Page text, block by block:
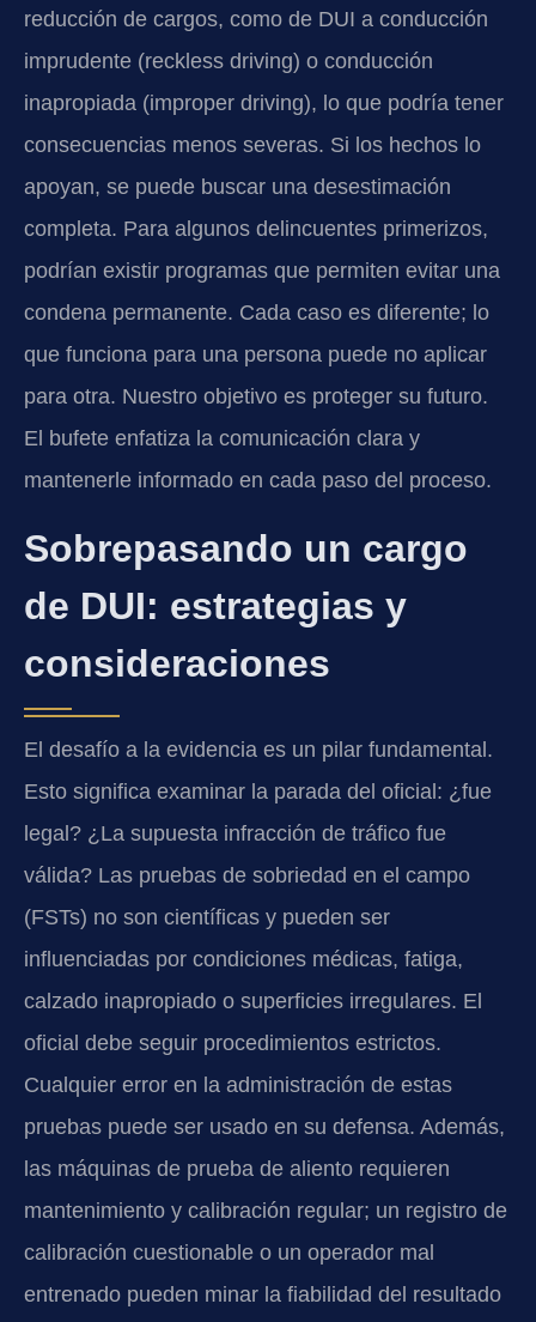
reducción de cargos, como de DUI a conducción
imprudente (reckless driving) o conducción
inapropiada (improper driving), lo que podría tener
consecuencias menos severas. Si los hechos lo
apoyan, se puede buscar una desestimación
completa. Para algunos delincuentes primerizos,
podrían existir programas que permiten evitar una
condena permanente. Cada caso es diferente; lo
que funciona para una persona puede no aplicar
para otra. Nuestro objetivo es proteger su futuro.
El bufete enfatiza la comunicación clara y
mantenerle informado en cada paso del proceso.
Sobrepasando un cargo
de DUI: estrategias y
consideraciones
El desafío a la evidencia es un pilar fundamental.
Esto significa examinar la parada del oficial: ¿fue
legal? ¿La supuesta infracción de tráfico fue
válida? Las pruebas de sobriedad en el campo
(FSTs) no son científicas y pueden ser
influenciadas por condiciones médicas, fatiga,
calzado inapropiado o superficies irregulares. El
oficial debe seguir procedimientos estrictos.
Cualquier error en la administración de estas
pruebas puede ser usado en su defensa. Además,
las máquinas de prueba de aliento requieren
mantenimiento y calibración regular; un registro de
calibración cuestionable o un operador mal
entrenado pueden minar la fiabilidad del resultado